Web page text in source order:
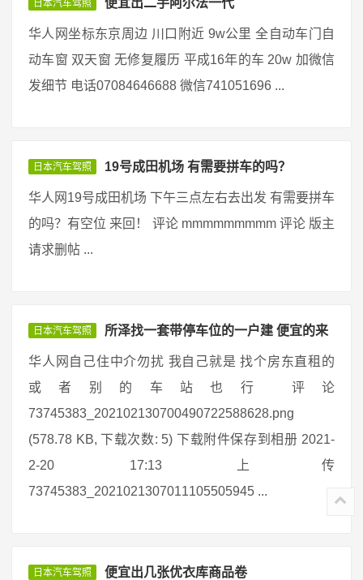
日本汽车驾照 便宜出二手阿尔法一代
华人网坐标东京周边 川口附近 9w公里 全自动车门自
动车窗 双天窗 无修复履历 平成16年的车 20w 加微信
发细节 电话07084646688 微信741051696 ...
日本汽车驾照 19号成田机场 有需要拼车的吗？
华人网19号成田机场 下午三点左右去出发 有需要拼车
的吗？有空位 来回！ 评论 mmmmmmmmm 评论 版主
请求删帖 ...
日本汽车驾照 所泽找一套带停车位的一户建 便宜的来
华人网自己住中介勿扰 我自己就是 找个房东直租的
或者别的车站也行 评论
73745383_202102130700490722588628.png
(578.78 KB, 下载次数: 5) 下载附件保存到相册 2021-
2-20 17:13 上传
73745383_2021021307011105505945 ...
日本汽车驾照 便宜出几张优衣库商品卷